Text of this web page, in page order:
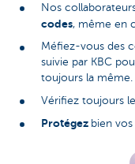
Nos
codes, même en
Méfiez-vous des
suivie par KBC
toujours la même.
Vérifiez toujours le
Protégez bien